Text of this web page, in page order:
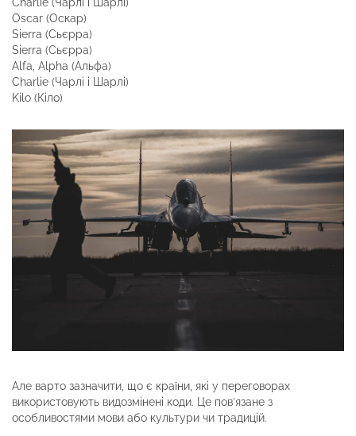
Oscar (Оскар)
Sierra (Сьєрра)
Sierra (Сьєрра)
Alfa, Alpha (Альфа)
Charlie (Чарлі і Шарлі)
Kilo (Кіло)
Але варто зазначити, що є країни, які у переговорах
використовують видозмінені коди. Це пов’язане з
особливостями мови або культури чи традицій.